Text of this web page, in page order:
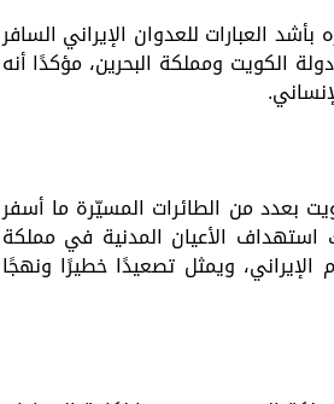
العبارات للعدوان الإيراني السافر
الكويت ومملكة البحرين، مؤكدًا أنه
بعدد من الطائرات المسيّرة ما أسفر
الأعيان المدنية في مملكة
الإيراني، ويمثل تصعيدًا خطيرًا ونهجًا